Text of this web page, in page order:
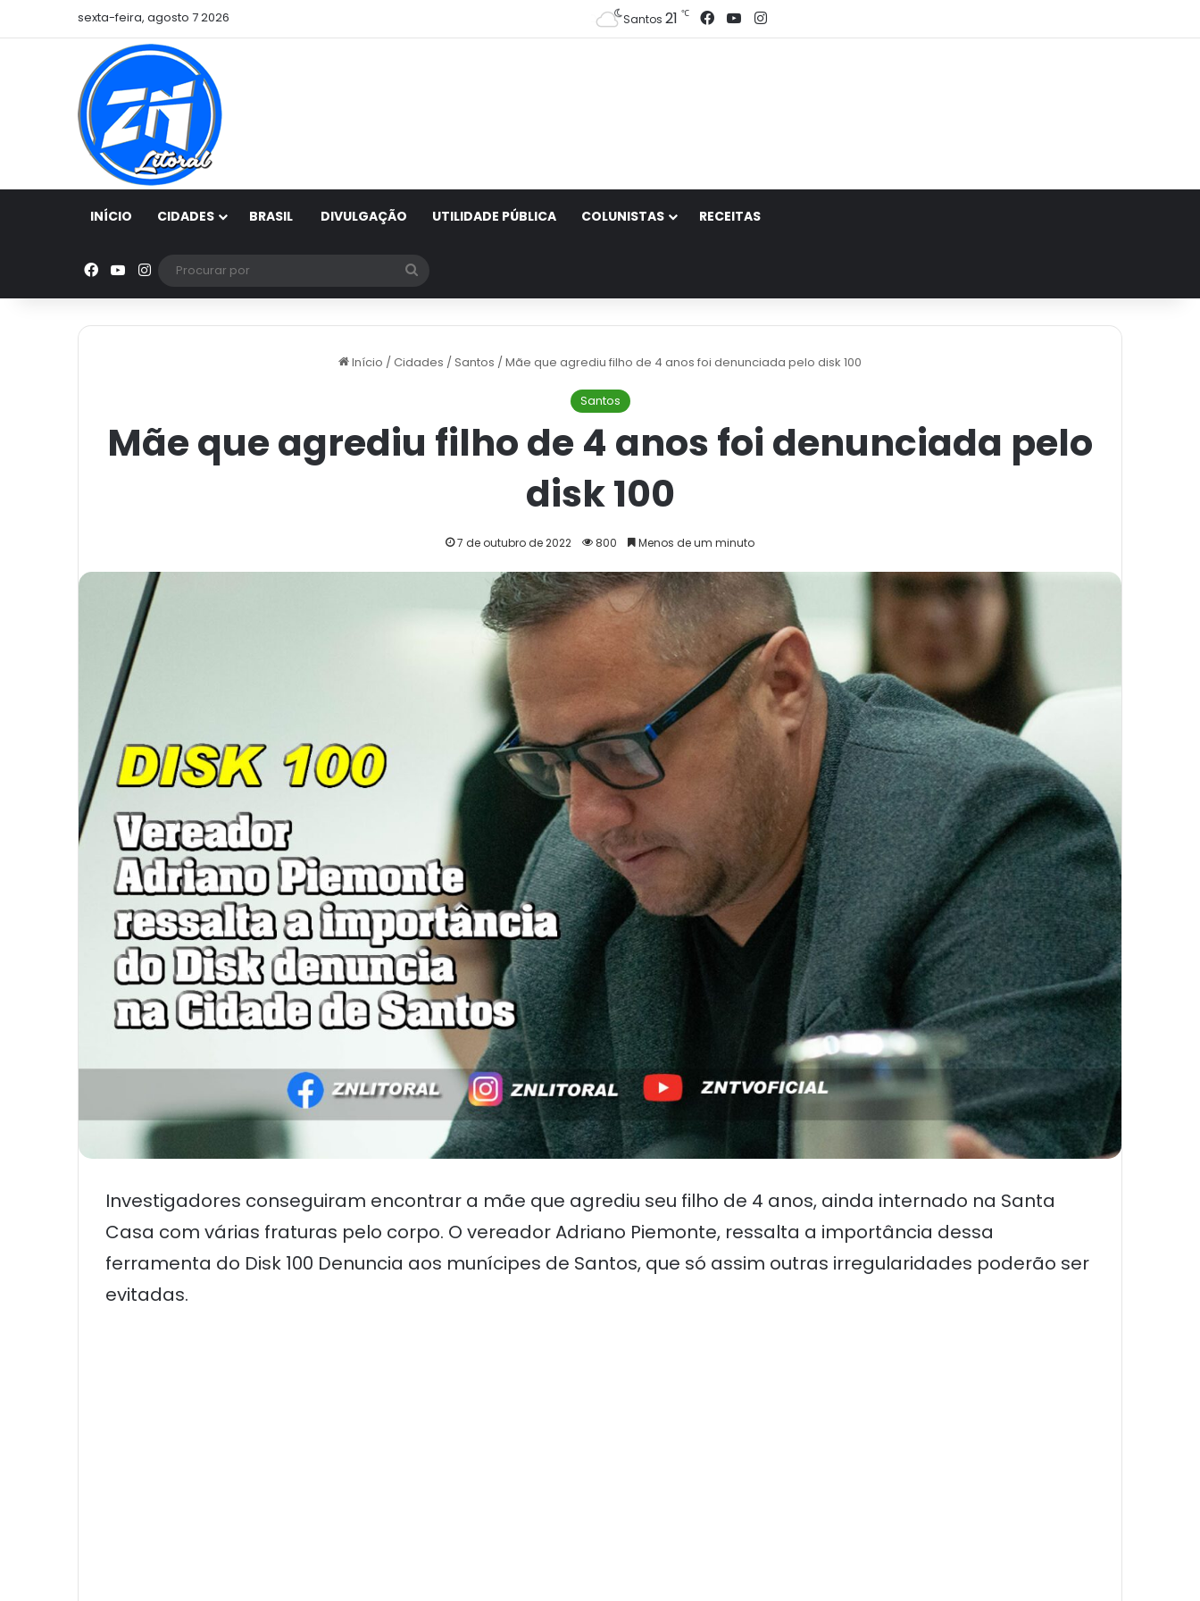
sexta-feira, agosto 7 2026 Santos 21 ℃ Facebook
YouTubeInstagram
INÍCIO CIDADES BRASIL DIVULGAÇÃO UTILIDADE PÚBLICA COLUNISTAS RECEITAS
Facebook
YouTube
Instagram
por
Início /Cidades /Santos /Mãe que agrediu filho de 4 anos foi denunciada pelo disk 100
Santos
Mãe que agrediu filho de 4 anos foi denunciada pelo
disk 100
7 de outubro de 2022 800 Menos de um minuto
Investigadores conseguiram encontrar a mãe que agrediu seu filho de 4 anos, ainda internado na Santa
Casa com várias fraturas pelo corpo. O vereador Adriano Piemonte, ressalta a importância dessa
ferramenta do Disk 100 Denuncia aos munícipes de Santos, que só assim outras irregularidades poderão ser
evitadas.